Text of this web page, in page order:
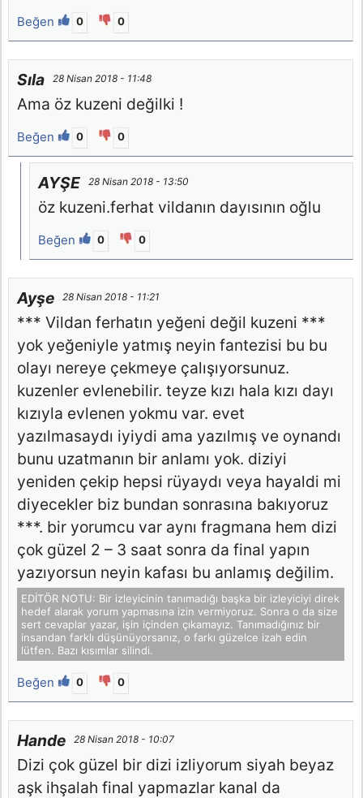
Beğen 0 0
Sıla 28 Nisan 2018 - 11:48
Ama öz kuzeni değilki !
Beğen 0 0
AYŞE 28 Nisan 2018 - 13:50
öz kuzeni.ferhat vildanın dayısının oğlu
Beğen 0 0
Ayşe 28 Nisan 2018 - 11:21
*** Vildan ferhatın yeğeni değil kuzeni ***
yok yeğeniyle yatmış neyin fantezisi bu bu
olayı nereye çekmeye çalışıyorsunuz.
kuzenler evlenebilir. teyze kızı hala kızı dayı
kızıyla evlenen yokmu var. evet
yazılmasaydı iyiydi ama yazılmış ve oynandı
bunu uzatmanın bir anlamı yok. diziyi
yeniden çekip hepsi rüyaydı veya hayaldi mi
diyecekler biz bundan sonrasına bakıyoruz
***. bir yorumcu var aynı fragmana hem dizi
çok güzel 2 – 3 saat sonra da final yapın
yazıyorsun neyin kafası bu anlamış değilim.
EDİTÖR NOTU: Bir izleyicinin tanımadığı başka bir izleyiciyi direk
hedef alarak yorum yapmasına izin vermiyoruz. Sonra o da size
sert cevaplar yazar, işin içinden çıkamayız. Tanımadığınız bir
insandan farklı düşünüyorsanız, o farkı güzelce izah edin
lütfen. Bazı kısımlar silindi.
Beğen 0 0
Hande 28 Nisan 2018 - 10:07
Dizi çok güzel bir dizi izliyorum siyah beyaz
aşk ihşalah final yapmazlar kanal da